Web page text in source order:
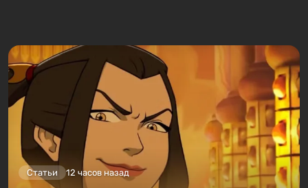
Статьи 12 часов назад